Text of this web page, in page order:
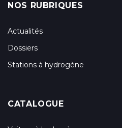
NOS RUBRIQUES
Actualités
Dossiers
Stations à hydrogène
CATALOGUE